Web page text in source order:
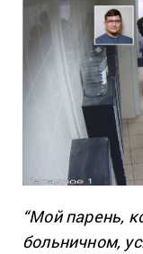
“Мой парень,
больничном,